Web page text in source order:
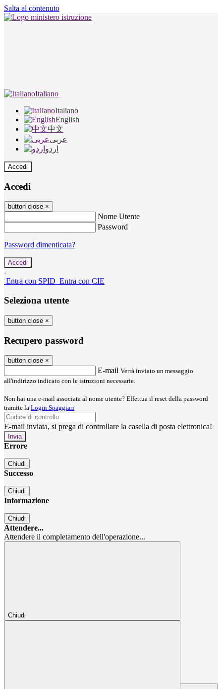
Salta al contenuto
Italiano
Italiano
English
中文
عربى
اردو
Accedi
Accedi
button close ×
Nome Utente
Password
Password dimenticata?
-
Entra con SPID Entra con CIE
Seleziona utente
button close ×
Recupero password
button close ×
E-mail Verrà inviato un messaggio
all'indirizzo indicato con le istruzioni necessarie.
Non hai una e-mail associata al nome utente? Effettua il reset della password
tramite la Login Spaggiari
E-mail inviata, si prega di controllare la casella di posta elettronica!
Errore
Chiudi
Successo
Chiudi
Informazione
Chiudi
Attendere...
Attendere il completamento dell'operazione...
Chiudi